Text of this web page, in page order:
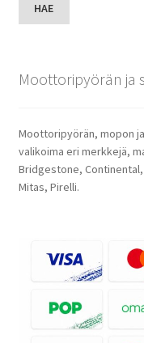
HAE
Moottoripyörän ja
Moottoripyörän, mopon
valikoima eri merkkejä,
Bridgestone,
Mitas, Pirelli.